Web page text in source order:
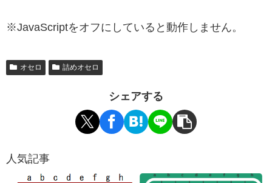
※JavaScriptをオフにしていると動作しません。
オセロ 詰めオセロ
シェアする
人気記事